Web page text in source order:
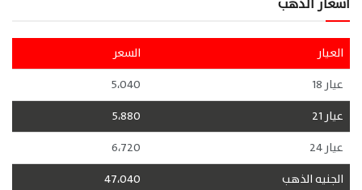
اسعار الذهب
العيار
السعر
عيار 18
5،040
عيار 21
5،880
عيار 24
6،720
الجنيه الذهب
47،040